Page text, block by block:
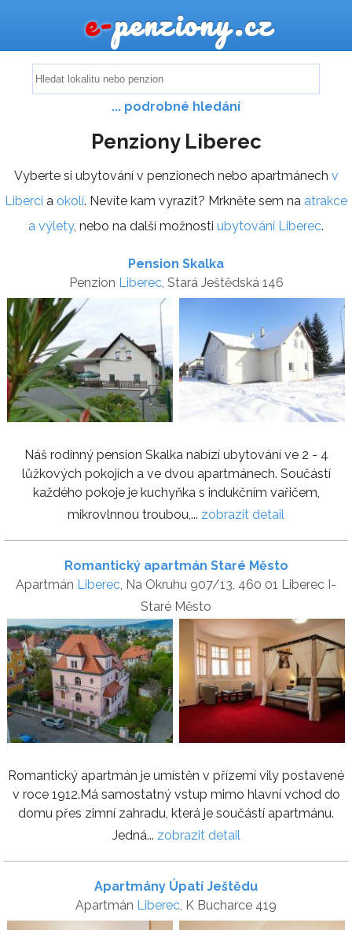
e-penziony.cz
... podrobné hledání
Penziony Liberec
Vyberte si ubytování v penzionech nebo apartmánech v
Liberci a okolí. Nevíte kam vyrazit? Mrkněte sem na atrakce
a výlety, nebo na další možnosti ubytování Liberec.
Pension Skalka
Penzion Liberec, Stará Ještědská 146
Náš rodinný pension Skalka nabízí ubytování ve 2 - 4
lůžkových pokojích a ve dvou apartmánech. Součástí
každého pokoje je kuchyňka s indukčním vařičem,
mikrovlnnou troubou,... zobrazit detail
Romantický apartmán Staré Město
Apartmán Liberec, Na Okruhu 907/13, 460 01 Liberec I-
Staré Město
Romantický apartmán je umístěn v přízemí vily postavené
v roce 1912.Má samostatný vstup mimo hlavní vchod do
domu přes zimní zahradu, která je součástí apartmánu.
Jedná... zobrazit detail
Apartmány Úpatí Ještědu
Apartmán Liberec, K Bucharce 419